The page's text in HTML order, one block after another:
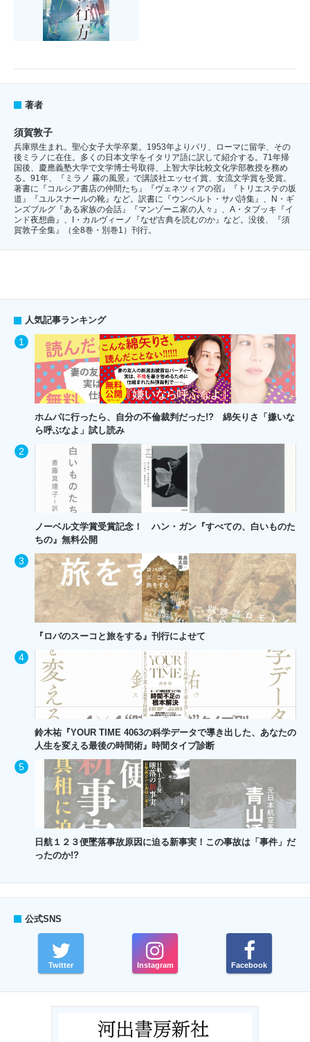
著者
須賀敦子
兵庫県生まれ。聖心女子大学卒業。1953年よりパリ、ローマに留学、その
後ミラノに在住。多くの日本文学をイタリア語に訳して紹介する。71年帰
国後、慶應義塾大学で文学博士号取得、上智大学比較文化学部教授を務め
る。91年、『ミラノ 霧の風景』で講談社エッセイ賞、女流文学賞を受賞。
著書に『コルシア書店の仲間たち』『ヴェネツィアの宿』『トリエステの坂
道』『ユルスナールの靴』など。訳書に『ウンベルト・サバ詩集』、N・ギ
ンズブルグ『ある家族の会話』『マンゾーニ家の人々』、A・タブッキ『イ
ンド夜想曲』、I・カルヴィーノ『なぜ古典を読むのか』など。没後、『須
賀敦子全集』（全8巻・別巻1）刊行。
人気記事ランキング
ホムパに行ったら、自分の不倫裁判だった!? 綿矢りさ「嫌いな
ら呼ぶなよ」試し読み
ノーベル文学賞受賞記念！ ハン・ガン『すべての、白いものた
ちの』無料公開
『ロバのスーコと旅をする』刊行によせて
鈴木祐『YOUR TIME 4063の科学データで導き出した、あなたの
人生を変える最後の時間術』時間タイプ診断
日航１２３便墜落事故原因に迫る新事実！この事故は「事件」だ
ったのか!?
公式SNS
Twitter Instagram Facebook